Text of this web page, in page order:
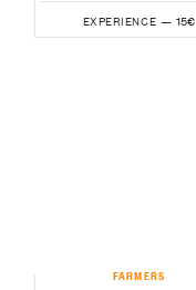
EXPERIENCE — 15€
FARMERS